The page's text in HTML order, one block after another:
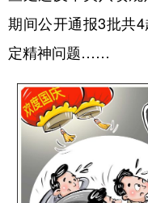
期间公开通报3批共
定精神问题……